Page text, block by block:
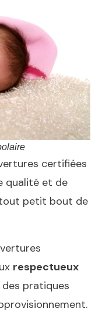
certifiées
qualité et de
petit bout de
respectueux
des pratiques